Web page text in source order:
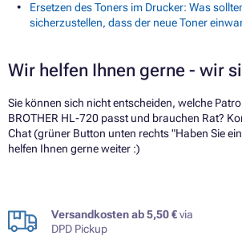
Ersetzen des Toners im Drucker: Was
sicherzustellen, dass der neue Toner
Wir helfen Ihnen gerne - wir
Sie können sich nicht entscheiden, welche
BROTHER HL-720 passt und brauchen Rat?
Chat (grüner Button unten rechts "Haben Sie
helfen Ihnen gerne weiter :)
Versandkosten ab 5,50 €via
DPD Pickup